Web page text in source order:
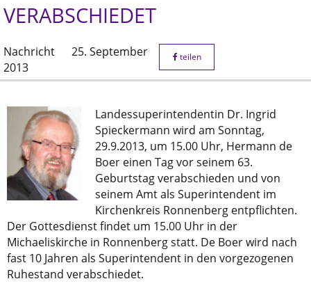
VERABSCHIEDET
Nachricht
25. September
2013
teilen
Landessuperintendentin Dr. Ingrid
Spieckermann wird am Sonntag,
29.9.2013, um 15.00 Uhr, Hermann de
Boer einen Tag vor seinem 63.
Geburtstag verabschieden und von
seinem Amt als Superintendent im
Kirchenkreis Ronnenberg entpflichten.
Der Gottesdienst findet um 15.00 Uhr in der
Michaeliskirche in Ronnenberg statt. De Boer wird nach
fast 10 Jahren als Superintendent in den vorgezogenen
Ruhestand verabschiedet.